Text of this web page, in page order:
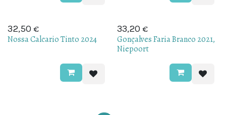
32,50 €
Nossa Calcario Tinto 2024
33,20 €
Gonçalves Faria Branco 2021,
Niepoort